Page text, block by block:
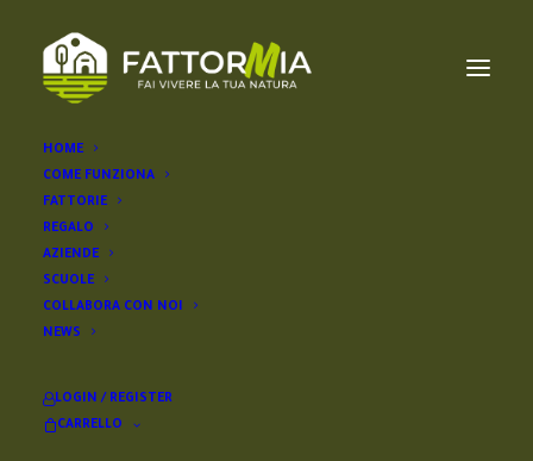
HOME
COME FUNZIONA
FATTORIE
REGALO
AZIENDE
SCUOLE
COLLABORA CON NOI
NEWS
LOGIN / REGISTER
CARRELLO